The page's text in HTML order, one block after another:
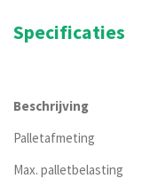
Specificaties
Beschrijving
Palletafmeting
Max. palletbelasting